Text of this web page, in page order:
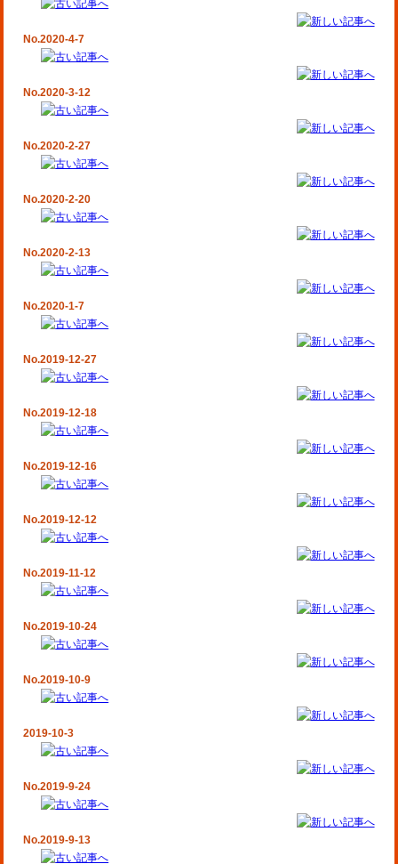
No.2020-4-7
No.2020-3-12
No.2020-2-27
No.2020-2-20
No.2020-2-13
No.2020-1-7
No.2019-12-27
No.2019-12-18
No.2019-12-16
No.2019-12-12
No.2019-11-12
No.2019-10-24
No.2019-10-9
2019-10-3
No.2019-9-24
No.2019-9-13